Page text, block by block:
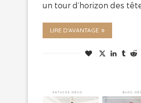
un tour d’horizon des
LIRE D'AVANTAGE